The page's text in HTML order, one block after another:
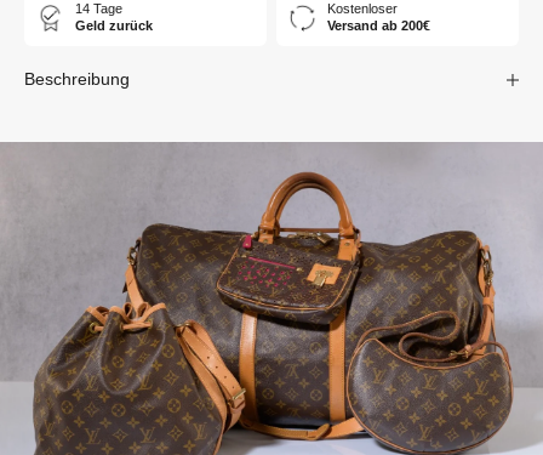
14 Tage
Geld zurück
Kostenloser
Versand ab 200€
Beschreibung